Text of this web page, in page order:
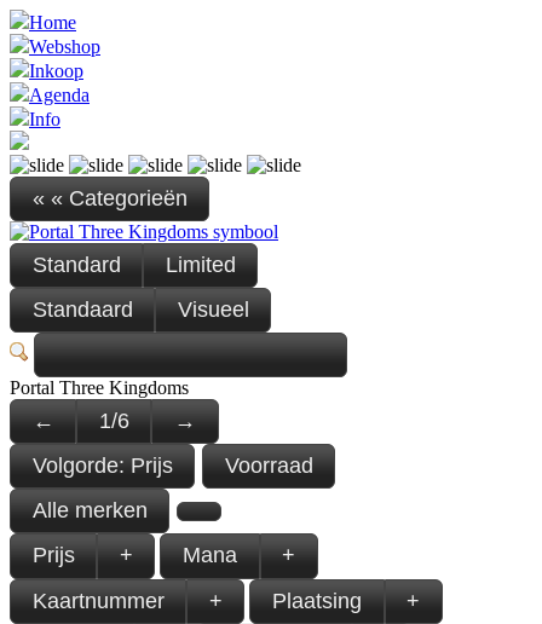
Home
Webshop
Inkoop
Agenda
Info
« « Categorieën
Standard
Limited
Standaard
Visueel
Portal Three Kingdoms
← 1/6
→
Volgorde: Prijs
Voorraad
Alle merken
Prijs
+ Mana
+
Kaartnummer
+ Plaatsing
+